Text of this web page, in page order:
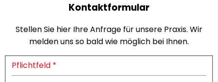
Kontaktformular
Stellen Sie hier Ihre Anfrage für unsere Praxis. Wir
melden uns so bald wie möglich bei Ihnen.
Pflichtfeld *